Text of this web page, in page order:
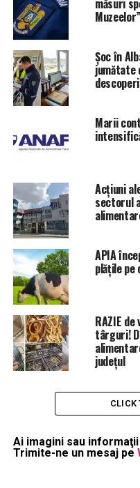
măsuri
Șoc în
jumătate
Marii
Acțiuni
sectorul
APIA
plățile pe
RAZIE
târguri!
județul
CLICK
Ai imagini sau
Trimite-ne un mesaj pe